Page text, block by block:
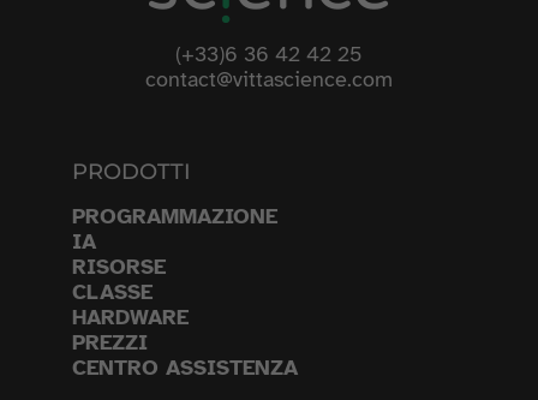
(+33)6 36 42 42 25
contact@vittascience.com
PRODOTTI
PROGRAMMAZIONE
IA
RISORSE
CLASSE
HARDWARE
PREZZI
CENTRO ASSISTENZA